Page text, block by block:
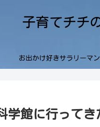
子育てチチ
お出かけ好きサラリーマ
学館に行ってき